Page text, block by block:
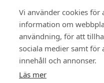
Vi använder cookies för
information om
användning, för att
sociala medier samt för
innehåll och annonser.
Läs mer
Instagram
LinkedIn
Twitter
Facebook
Få veckans bästa
artiklar på mejlen